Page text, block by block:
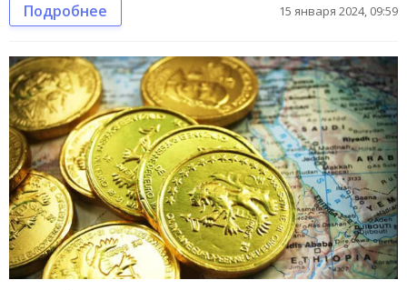
Подробнее 15 января 2024, 09:59